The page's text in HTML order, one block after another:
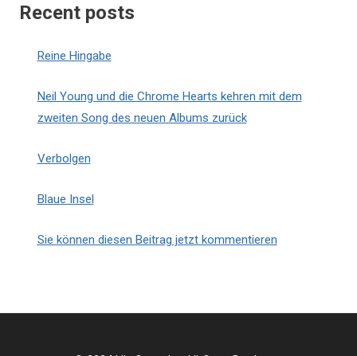
Recent posts
Reine Hingabe
Neil Young und die Chrome Hearts kehren mit dem
zweiten Song des neuen Albums zurück
Verbolgen
Blaue Insel
Sie können diesen Beitrag jetzt kommentieren